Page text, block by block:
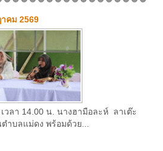
คม 2569
วลา 14.00 น. นางฮามือละห์ ลาเต๊ะ
ำบลแม่ดง พร้อมด้วย...